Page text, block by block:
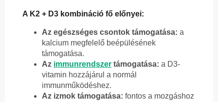
A K2 + D3 kombináció fő előnyei:
Az egészséges csontok támogatása: a
kalcium megfelelő beépülésének
támogatása.
Az immunrendszer támogatása: a D3-
vitamin hozzájárul a normál
immunműködéshez.
Az izmok támogatása: fontos a mozgáshoz